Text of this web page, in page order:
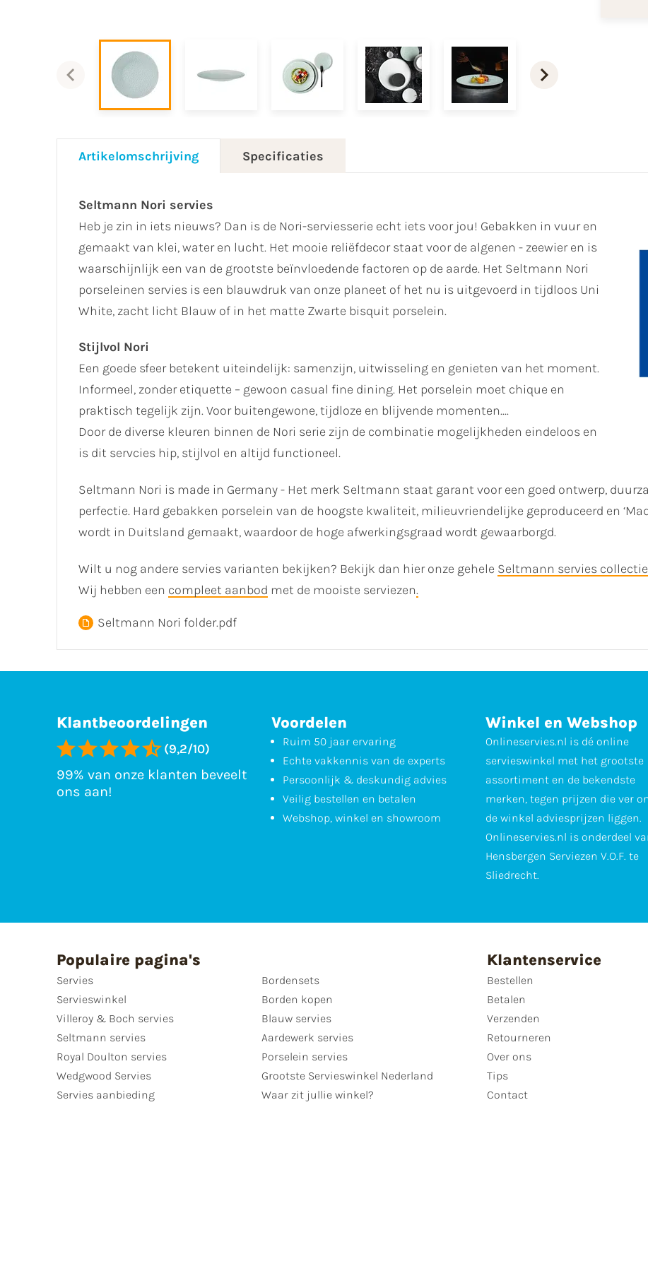
Artikelomschrijving Specificaties
Seltmann Nori servies
Heb je zin in iets nieuws? Dan is de Nori-serviesserie echt iets voor jou! Gebakken in vuur en
gemaakt van klei, water en lucht. Het mooie reliëfdecor staat voor de algenen - zeewier en is
waarschijnlijk een van de grootste beïnvloedende factoren op de aarde. Het Seltmann Nori
porseleinen servies is een blauwdruk van onze planeet of het nu is uitgevoerd in tijdloos Uni
White, zacht licht Blauw of in het matte Zwarte bisquit porselein.
Stijlvol Nori
Een goede sfeer betekent uiteindelijk: samenzijn, uitwisseling en genieten van het moment.
Informeel, zonder etiquette – gewoon casual fine dining. Het porselein moet chique en
praktisch tegelijk zijn. Voor buitengewone, tijdloze en blijvende momenten....
Door de diverse kleuren binnen de Nori serie zijn de combinatie mogelijkheden eindeloos en
is dit servcies hip, stijlvol en altijd functioneel.
Seltmann Nori is made in Germany - Het merk Seltmann staat garant voor een goed ontwerp,
perfectie. Hard gebakken porselein van de hoogste kwaliteit, milieuvriendelijke geproduceerd en
wordt in Duitsland gemaakt, waardoor de hoge afwerkingsgraad wordt gewaarborgd.
Wilt u nog andere servies varianten bekijken? Bekijk dan hier onze gehele Seltmann servies collectie
Wij hebben een compleet aanbod met de mooiste serviezen.
Seltmann Nori folder.pdf
Klantbeoordelingen
(9,2/10)
99% van onze klanten beveelt
ons aan!
Voordelen
Ruim 50 jaar ervaring
Echte vakkennis van de experts
Persoonlijk & deskundig advies
Veilig bestellen en betalen
Webshop, winkel en showroom
Winkel en Webshop
Onlineservies.nl is dé online
servieswinkel met het grootste
assortiment en de bekendste
merken, tegen prijzen die ver
de winkel adviesprijzen liggen.
Onlineservies.nl is onderdeel
Hensbergen Serviezen V.O.F. te
Sliedrecht.
Populaire pagina's
Servies
Servieswinkel
Villeroy & Boch servies
Seltmann servies
Royal Doulton servies
Wedgwood Servies
Servies aanbieding
Bordensets
Borden kopen
Blauw servies
Aardewerk servies
Porselein servies
Grootste Servieswinkel Nederland
Waar zit jullie winkel?
Klantenservice
Bestellen
Betalen
Verzenden
Retourneren
Over ons
Tips
Contact